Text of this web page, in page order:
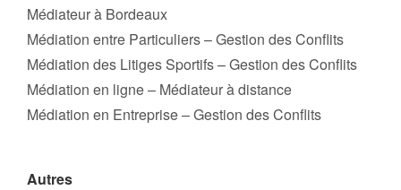
Médiateur à Bordeaux
Médiation entre Particuliers – Gestion des Conflits
Médiation des Litiges Sportifs – Gestion des Conflits
Médiation en ligne – Médiateur à distance
Médiation en Entreprise – Gestion des Conflits
Autres